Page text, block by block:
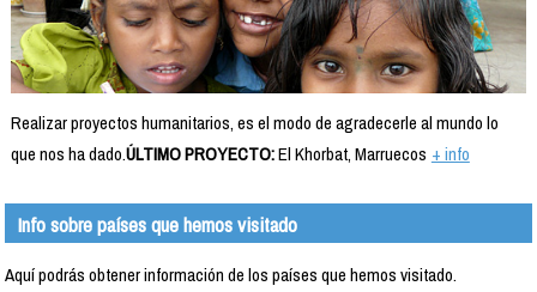
Realizar proyectos humanitarios, es el modo de agradecerle al mundo lo
que nos ha dado.ÚLTIMO PROYECTO:El Khorbat, Marruecos + info
Info sobre países que hemos visitado
Aquí podrás obtener información de los países que hemos visitado.